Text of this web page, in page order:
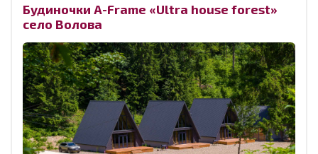
Будиночки A-Frame «Ultra house forest»
село Волова